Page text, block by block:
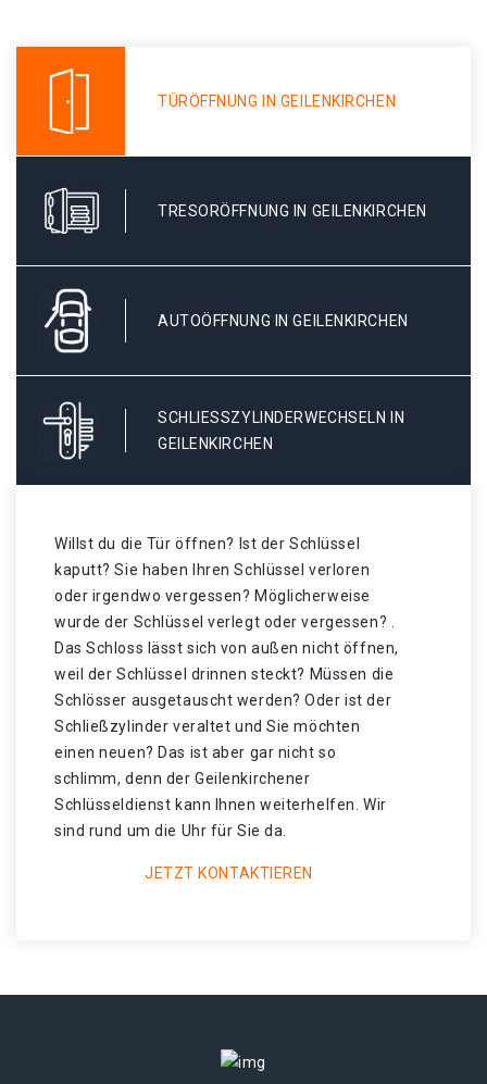
TÜRÖFFNUNG IN GEILENKIRCHEN
TRESORÖFFNUNG IN GEILENKIRCHEN
AUTOÖFFNUNG IN GEILENKIRCHEN
SCHLIESSZYLINDERWECHSELN IN G
EILENKIRCHEN
Willst du die Tür öffnen? Ist der Schlüssel
kaputt? Sie haben Ihren Schlüssel verloren
oder irgendwo vergessen? Möglicherweise
wurde der Schlüssel verlegt oder vergessen? .
Das Schloss lässt sich von außen nicht öffnen,
weil der Schlüssel drinnen steckt? Müssen die
Schlösser ausgetauscht werden? Oder ist der
Schließzylinder veraltet und Sie möchten
einen neuen? Das ist aber gar nicht so
schlimm, denn der Geilenkirchener
Schlüsseldienst kann Ihnen weiterhelfen. Wir
sind rund um die Uhr für Sie da.
JETZT KONTAKTIEREN